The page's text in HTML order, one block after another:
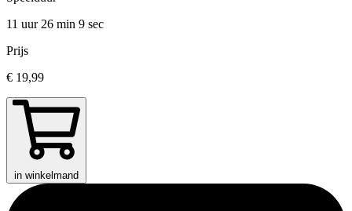
11 uur 26 min 9 sec
Prijs
€ 19,99
in winkelmand